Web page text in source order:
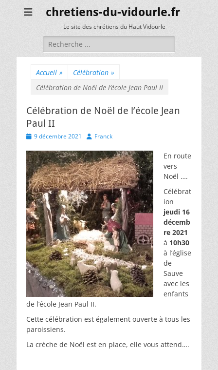
chretiens-du-vidourle.fr
Le site des chrétiens du Haut Vidourle
Rechercher :
Accueil » Célébration »
Célébration de Noël de l’école Jean Paul II
Célébration de Noël de l’école Jean
Paul II
Posted
9 décembre 2021 AuthorFranck
En route
vers
Noël ….
Célébrat
ion
jeudi 16
décemb
re 2021
à 10h30
à l’église
de
Sauve
avec les
enfants
de l’école Jean Paul II.
Cette célébration est également ouverte à tous les
paroissiens.
La crèche de Noël est en place, elle vous attend….